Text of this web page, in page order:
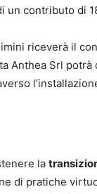
un contributo di
riceverà il
Anthea Srl
la
di pratiche